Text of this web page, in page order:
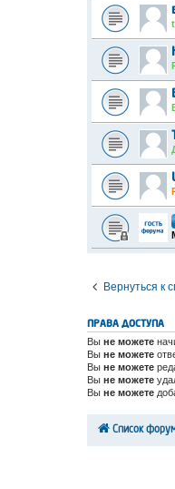
Вернуться к
ПРАВА ДОСТУПА
Вы не можете
Вы не можете
Вы не можете
Вы не можете
Вы не можете
Список